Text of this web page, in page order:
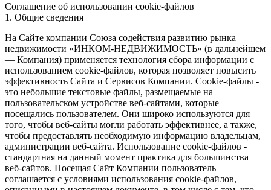
Соглашение об использовании cookie-файлов
1. Общие сведения
На Сайте компании Союза содействия развитию рынка
недвижимости «ИНКОМ-НЕДВИЖИМОСТЬ» (в дальнейшем
— Компания) применяется технология сбора информации с
использованием cookie-файлов, которая позволяет повысить
эффективность Сайта и Сервисов Компании. Сookie-файлы -
это небольшие текстовые файлы, размещаемые на
пользовательском устройстве веб-сайтами, которые
посещались пользователем. Они широко используются для
того, чтобы веб-сайты могли работать эффективнее, а также,
чтобы предоставлять необходимую информацию владельцам,
администрации веб-сайта. Использование cookie-файлов -
стандартная на данный момент практика для большинства
веб-сайтов. Посещая Сайт Компании пользователь
соглашается с условиями использования cookie-файлов,